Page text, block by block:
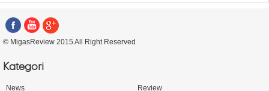
© MigasReview 2015 All Right Reserved
Kategori
News Review